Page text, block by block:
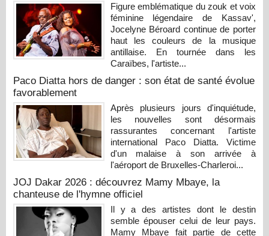
Figure emblématique du zouk et voix
féminine légendaire de Kassav',
Jocelyne Béroard continue de porter
haut les couleurs de la musique
antillaise. En tournée dans les
Caraïbes, l'artiste...
Paco Diatta hors de danger : son état de santé évolue
favorablement
Après plusieurs jours d'inquiétude,
les nouvelles sont désormais
rassurantes concernant l'artiste
international Paco Diatta. Victime
d'un malaise à son arrivée à
l'aéroport de Bruxelles-Charleroi...
JOJ Dakar 2026 : découvrez Mamy Mbaye, la
chanteuse de l'hymne officiel
Il y a des artistes dont le destin
semble épouser celui de leur pays.
Mamy Mbaye fait partie de cette